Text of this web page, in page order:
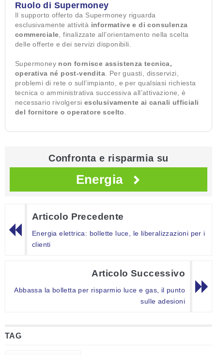
Ruolo di Supermoney
Il supporto offerto da Supermoney riguarda
esclusivamente attività informative e di consulenza
commerciale , finalizzate all’orientamento nella scelta
delle offerte e dei servizi disponibili.
Supermoney non fornisce assistenza tecnica,
operativa né post-vendita . Per guasti, disservizi,
problemi di rete o sull’impianto, e per qualsiasi richiesta
tecnica o amministrativa successiva all’attivazione, è
necessario rivolgersi esclusivamente ai canali ufficiali
del fornitore o operatore scelto
Confronta e risparmia su
Energia
Articolo Precedente
Energia elettrica: bollette luce, le liberalizzazioni per i
clienti
Articolo Successivo
Abbassa la bolletta per risparmio luce e gas, il punto
sulle adesioni
TAG